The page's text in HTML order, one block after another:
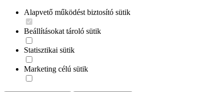
Alapvető működést biztosító sütik
Beállításokat tároló sütik
Statisztikai sütik
Marketing célú sütik